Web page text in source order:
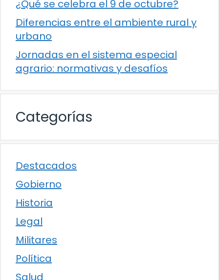
¿Qué se celebra el 9 de octubre?
Diferencias entre el ambiente rural y
urbano
Jornadas en el sistema especial
agrario: normativas y desafíos
Categorías
Destacados
Gobierno
Historia
Legal
Militares
Política
Salud